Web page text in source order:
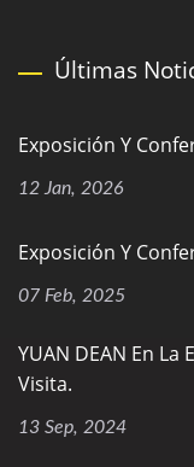
Últimas
Exposición Y
12 Jan, 2026
Exposición Y
07 Feb, 2025
YUAN DEAN En La
Visita.
13 Sep, 2024